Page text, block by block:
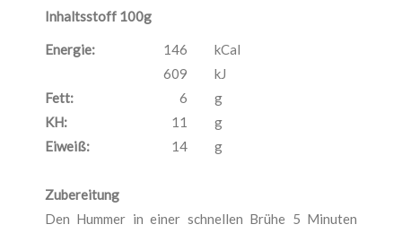
Inhaltsstoff 100g
Energie: 146
kCal
609
kJ
Fett:
6
g
KH:
11
g
Eiweiß:
14 g
Zubereitung
Den Hummer in einer schnellen Brühe 5 Minuten